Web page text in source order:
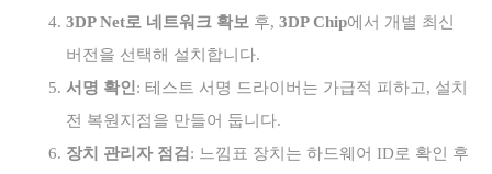
3DP Net로 네트워크 확보 후, 3DP Chip에서 개별 최신
버전을 선택해 설치합니다.
서명 확인: 테스트 서명 드라이버는 가급적 피하고, 설치
전 복원지점을 만들어 둡니다.
장치 관리자 점검 : 느낌표 장치는 하드웨어 ID로 확인 후